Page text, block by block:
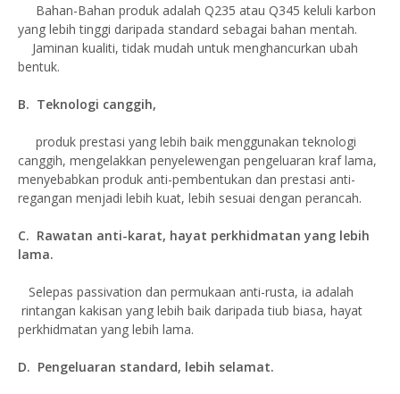
Bahan-Bahan produk adalah Q235 atau Q345 keluli karbon
yang lebih tinggi daripada standard sebagai bahan mentah.
Jaminan kualiti, tidak mudah untuk menghancurkan ubah
bentuk.
B. Teknologi canggih,
produk prestasi yang lebih baik menggunakan teknologi
canggih, mengelakkan penyelewengan pengeluaran kraf lama,
menyebabkan produk anti-pembentukan dan prestasi anti-
regangan menjadi lebih kuat, lebih sesuai dengan perancah.
C. Rawatan anti-karat, hayat perkhidmatan yang lebih
lama.
Selepas passivation dan permukaan anti-rusta, ia adalah
rintangan kakisan yang lebih baik daripada tiub biasa, hayat
perkhidmatan yang lebih lama.
D. Pengeluaran standard, lebih selamat.